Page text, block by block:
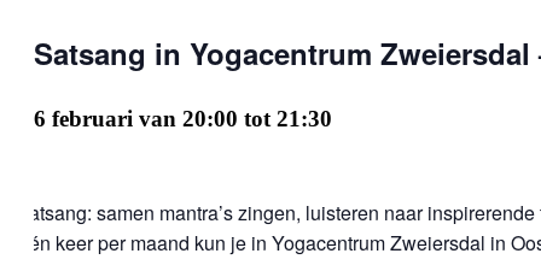
Satsang in Yogacentrum Zweiersdal
6 februari van 20:00 tot 21:30
Satsang: samen mantra’s zingen, luisteren naar
Eén keer per maand kun je in Yogacentrum Zweiersdal in